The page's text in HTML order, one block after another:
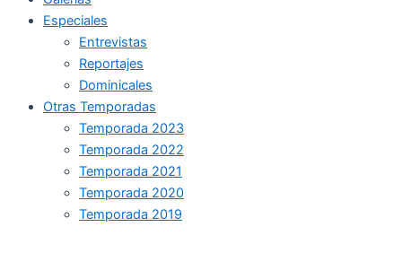
Especiales
Entrevistas
Reportajes
Dominicales
Otras Temporadas
Temporada 2023
Temporada 2022
Temporada 2021
Temporada 2020
Temporada 2019